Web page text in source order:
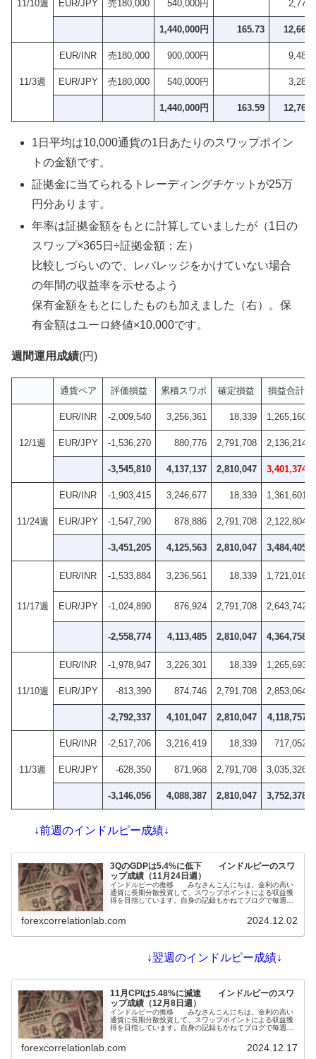
11/10週 EUR/JPY 売180,000 540,000円 2,778
1,440,000円 165.73 12,660
11/3週
EUR/INR 売180,000 900,000円 9,486
EUR/JPY 売180,000 540,000円 3,282
1,440,000円 163.59 12,768
1日平均は10,000通貨の1日あたりのスワップポイン
トの金額です。
証拠金に当てられるトレーディングチケットが25万
円分あります。
年率は証拠金額をもとに計算していましたが（1日の
スワップ×365日÷証拠金額：左）
比較しづらいので、レバレッジをかけていない場合
の年間の収益率を示せるよう
保有金額をもとにしたものも加えました（右）。保
有金額はユーロ終値×10,000です。
週間運用成績(円)
通貨ペア 評価損益 累積スワポ 確定損益 損益合計
12/1週
EUR/INR -2,009,540 3,256,361 18,339 1,265,160
EUR/JPY -1,536,270 880,776 2,791,708 2,136,214
-3,545,810 4,137,137 2,810,047 3,401,374
11/24週
EUR/INR -1,903,415 3,246,677 18,339 1,361,601
EUR/JPY -1,547,790 878,886 2,791,708 2,122,804
-3,451,205 4,125,563 2,810,047 3,484,405
11/17週
EUR/INR -1,533,884 3,236,561 18,339 1,721,016
EUR/JPY -1,024,890 876,924 2,791,708 2,643,742
-2,558,774 4,113,485 2,810,047 4,364,758
11/10週
EUR/INR -1,978,947 3,226,301 18,339 1,265,693
EUR/JPY -813,390 874,746 2,791,708 2,853,064
-2,792,337 4,101,047 2,810,047 4,118,757
11/3週
EUR/INR -2,517,706 3,216,419 18,339 717,052
EUR/JPY -628,350 871,968 2,791,708 3,035,326
-3,146,056 4,088,387 2,810,047 3,752,378
↓前週のインドルピー成績↓
3QのGDPは5.4%に低下 インドルピーのスワ
ップ成績（11月24日週）
インドルピーの推移 みなさんこんにちは。金利の高い
通貨に長期分散投資して、スワップポイントによる収益獲
得を目指しています。自身の記録もかねてブログで毎週運
て、両通貨はとても似た動きをします。ドルストレートの
高金利通貨と逆に動くことも多いので、ヘッジ効果が高い
forexcorrelationlab.com 2024.12.02
↓翌週のインドルピー成績↓
11月CPIは5.48%に減速 インドルピーのスワ
ップ成績（12月8日週）
インドルピーの推移 みなさんこんにちは。金利の高い
通貨に長期分散投資して、スワップポイントによる収益獲
得を目指しています。自身の記録もかねてブログで毎週運
て、両通貨はとても似た動きをします。ドルストレートの
高金利通貨と逆に動くことも多いので、ヘッジ効果が高い
forexcorrelationlab.com 2024.12.17